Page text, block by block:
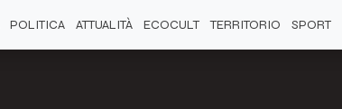
POLITICA ATTUALITÀ ECOCULT TERRITORIO SPORT